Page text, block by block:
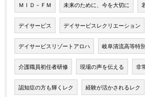
ＭＩＤ－ＦＭ 未来のために、今を大切に
デイサービス デイサービスレクリエーション
デイサービスリゾートアロハ 岐阜清流高等特
介護職員初任者研修 現場の声を伝える 非
認知症の方も輝くレク 経験が活かされるレク